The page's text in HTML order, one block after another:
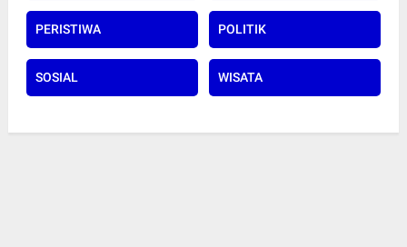
PERISTIWA POLITIK
SOSIAL WISATA